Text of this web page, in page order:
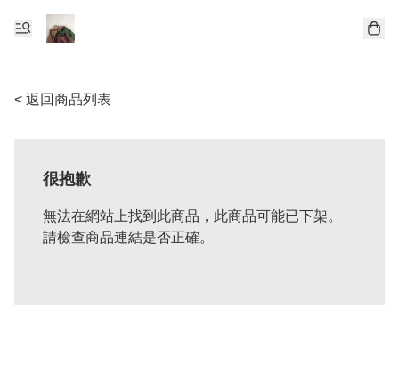
< 返回商品列表
很抱歉
無法在網站上找到此商品，此商品可能已下架。
請檢查商品連結是否正確。